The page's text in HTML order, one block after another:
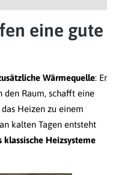
eine gute
Wärmequelle: Er
den Raum, schafft eine
Heizen zu einem
kalten Tagen entsteht
Heizsysteme